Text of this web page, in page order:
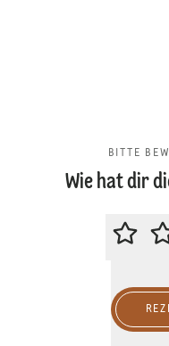
BITTE
Wie hat dir